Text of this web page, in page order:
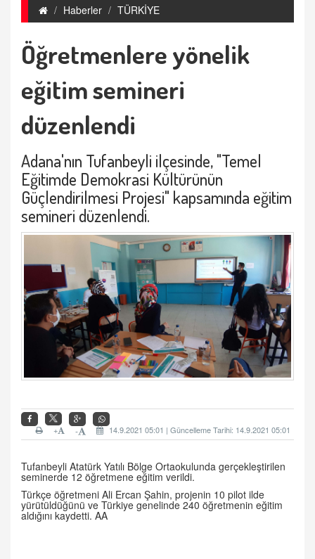
Haberler TÜRKİYE
Öğretmenlere yönelik
eğitim semineri
düzenlendi
Adana'nın Tufanbeyli ilçesinde, "Temel
Eğitimde Demokrasi Kültürünün
Güçlendirilmesi Projesi" kapsamında eğitim
semineri düzenlendi.
14.9.2021 05:01 | Güncelleme Tarihi: 14.9.2021 05:01
-
+
Tufanbeyli Atatürk Yatılı Bölge Ortaokulunda gerçekleştirilen
seminerde 12 öğretmene eğitim verildi.
Türkçe öğretmeni Ali Ercan Şahin, projenin 10 pilot ilde
yürütüldüğünü ve Türkiye genelinde 240 öğretmenin eğitim
aldığını kaydetti. AA